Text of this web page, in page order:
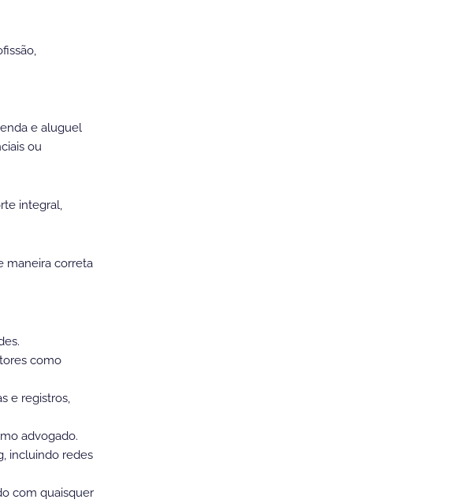
e aluguel
ou
integral,
maneira correta
como
e registros,
advogado.
incluindo redes
com quaisquer